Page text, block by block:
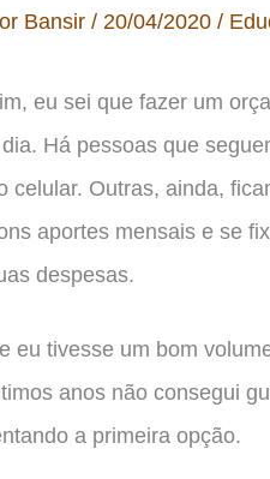
Bansir/20/04/2020/
eu sei que fazer um
Há pessoas que
celular. Outras, ainda,
aportes mensais e se
despesas.
eu tivesse um bom
anos não consegui
a primeira opção.